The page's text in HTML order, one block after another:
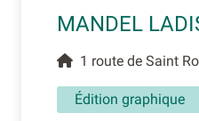
MANDEL
1 route de Saint
Édition graphique